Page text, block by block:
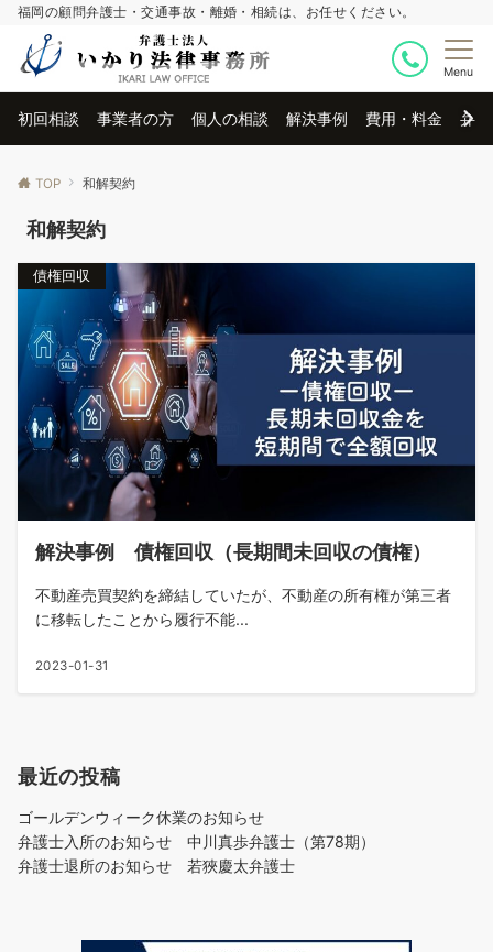
福岡の顧問弁護士・交通事故・離婚・相続は、お任せください。
Menu
初回相談 事業者の方 個人の相談 解決事例 費用・料金 弁
TOP 和解契約
和解契約
債権回収
解決事例 債権回収（長期間未回収の債権）
不動産売買契約を締結していたが、不動産の所有権が第三者
に移転したことから履行不能...
2023-01-31
最近の投稿
ゴールデンウィーク休業のお知らせ
弁護士入所のお知らせ 中川真歩弁護士（第78期）
弁護士退所のお知らせ 若狹慶太弁護士